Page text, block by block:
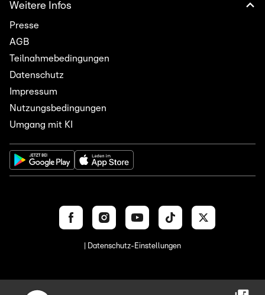
Weitere Infos
Presse
AGB
Teilnahmebedingungen
Datenschutz
Impressum
Nutzungsbedingungen
Umgang mit KI
| Datenschutz-Einstellungen